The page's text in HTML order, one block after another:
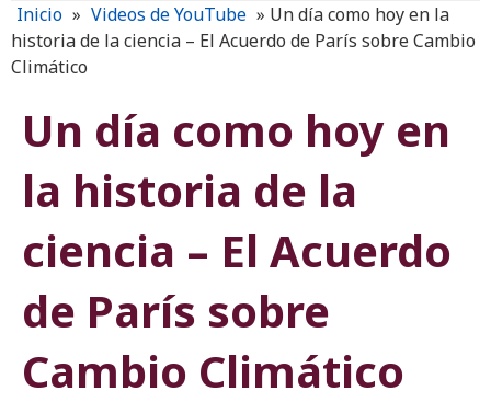
Inicio » Videos de YouTube » Un día como hoy en la
historia de la ciencia – El Acuerdo de París sobre Cambio
Climático
Un día como hoy en
la historia de la
ciencia – El Acuerdo
de París sobre
Cambio Climático